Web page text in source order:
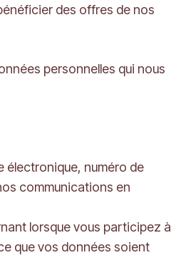
des offres de nos
personnelles qui nous
électronique, numéro de
communications en
lorsque vous participez à
que vos données soient